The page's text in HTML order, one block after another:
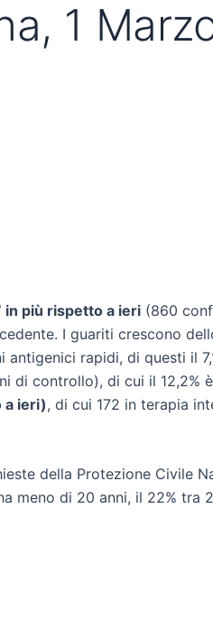
1
in più rispetto a ieri (860
I guariti crescono
rapidi, di questi il
di controllo), di cui il
a ieri), di cui 172 in terapia
della Protezione Civile
meno di 20 anni, il 22% tra